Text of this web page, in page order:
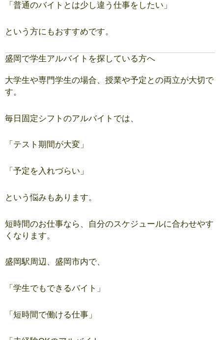
「普通のバイトとは少し違う仕事をしたい」
という方にもおすすめです。
盛岡で学生アルバイトを探している方へ
大学生や専門学生の場合、授業や予定との両立が大切で
す。
毎日固定シフトのアルバイトでは、
「テスト期間が大変」
「予定を入れづらい」
という悩みもあります。
短時間のお仕事なら、自分のスケジュールに合わせやす
くなります。
盛岡駅周辺、盛岡市内で、
「学生でもできるバイト」
「短時間で働ける仕事」